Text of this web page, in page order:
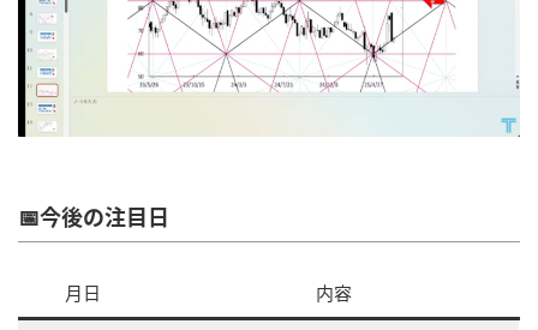
📅今後の注目日
月日 内容